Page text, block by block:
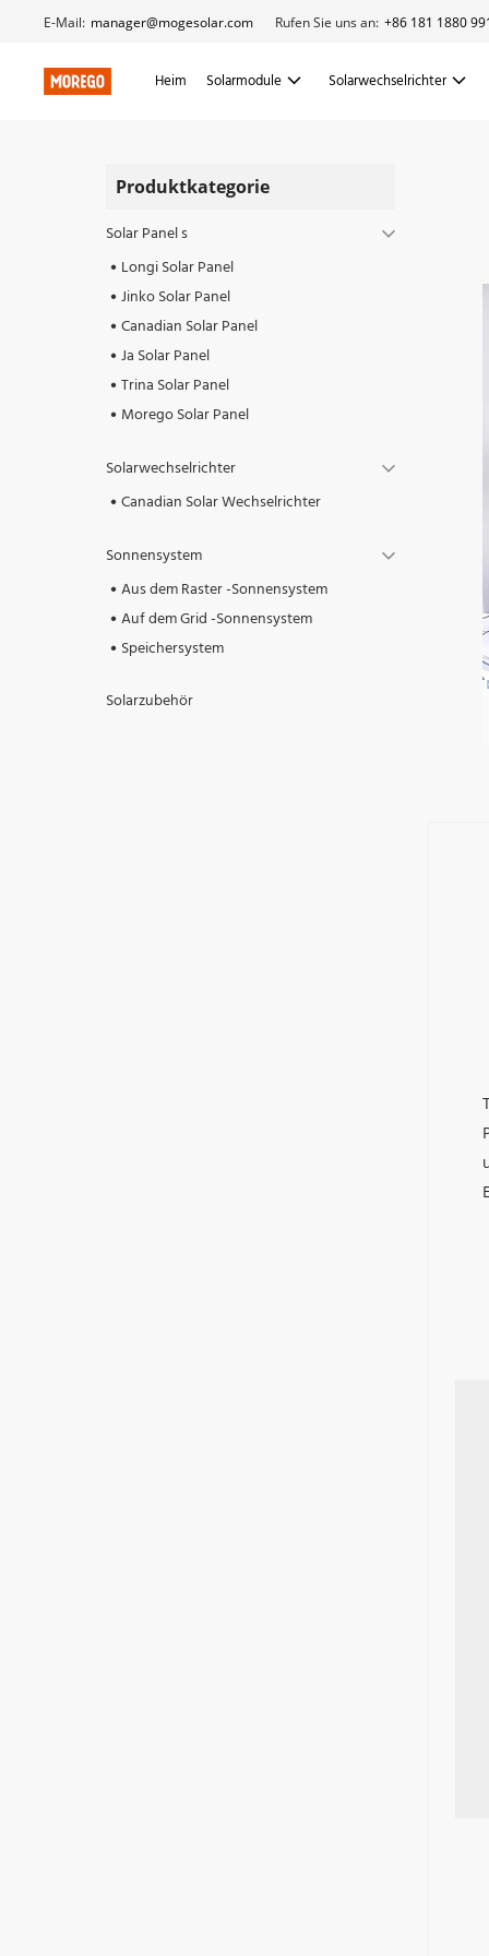
E-Mail: manager@mogesolar.com Rufen Sie uns an: +86 181 1880
Heim Solarmodule Solarwechselrichter
Produktkategorie
Solar Panel s
Longi Solar Panel
Jinko Solar Panel
Canadian Solar Panel
Ja Solar Panel
Trina Solar Panel
Morego Solar Panel
Solarwechselrichter
Canadian Solar Wechselrichter
Sonnensystem
Aus dem Raster -Sonnensystem
Auf dem Grid -Sonnensystem
Speichersystem
Solarzubehör